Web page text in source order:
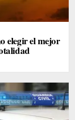
elegir el mejor